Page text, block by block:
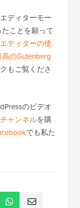
ディターモー
ことを願って
ディターの使
高のGutenberg
もご覧くださ
のビデオ
ャンネルを購
でも私た